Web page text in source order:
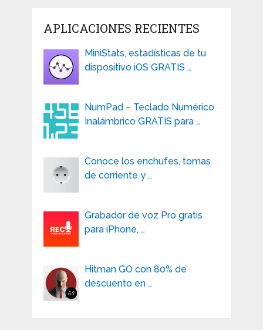
APLICACIONES RECIENTES
MiniStats, estadísticas de tu
dispositivo iOS GRATIS …
NumPad – Teclado Numérico
Inalámbrico GRATIS para …
Conoce los enchufes, tomas
de corriente y …
Grabador de voz Pro gratis
para iPhone, …
Hitman GO con 80% de
descuento en …